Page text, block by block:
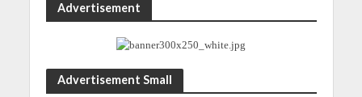
Advertisement
Advertisement Small